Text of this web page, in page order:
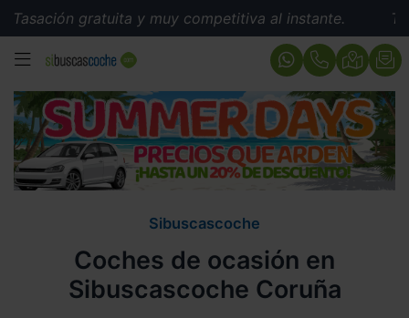
gratuita y muy competitiva al instante. Tasación
MENÚ
Sibuscascoche
Coches de ocasión en
Sibuscascoche Coruña